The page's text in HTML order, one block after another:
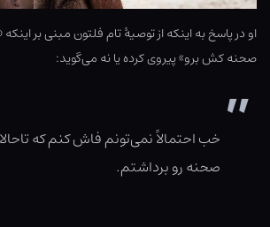
او در پاسخ به اینکه از توصیۀ تام فلتون مبنی بر اینکه
صحنه کش برو» پیروی کرده یا نه می‌گوید:
خب احتمالاً نمی‌تونم فاش کنم که
صحنه رو برداشتم.